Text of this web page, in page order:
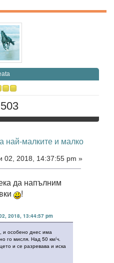
503
най-малките и малко
02, 2018, 14:37:55 pm »
да напълним
!
2018, 13:44:57 pm
и особено днес има
го мисля. Над 50 км/ч.
и се разревава и иска